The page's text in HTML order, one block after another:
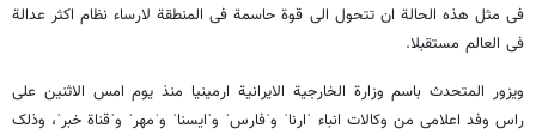
فی مثل هذه الحالة ان تتحول الی قوة حاسمة فی المنطقة لارساء نظام اکثر عدالة
فی العالم مستقبلا.
ویزور المتحدث باسم وزارة الخارجیة الایرانیة ارمینیا منذ یوم امس الاثنین علی
راس وفد اعلامی من وکالات انباء ˈارناˈ وˈفارسˈ وˈایسناˈ وˈمهرˈ وˈقناة خبرˈ، وذلک